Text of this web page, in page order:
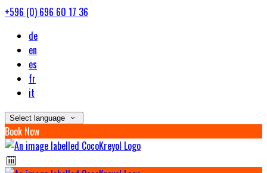
+596 (0) 696 60 17 36
de
en
es
fr
it
Select language
Book Now